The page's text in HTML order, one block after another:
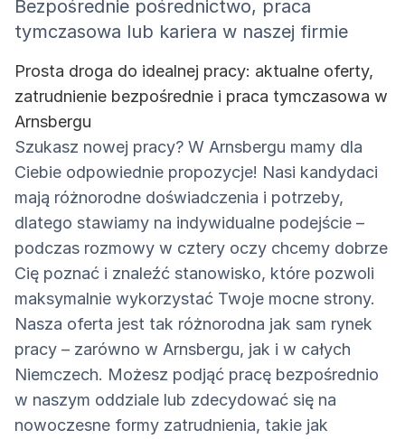
Bezpośrednie pośrednictwo, praca
tymczasowa lub kariera w naszej firmie
Prosta droga do idealnej pracy: aktualne oferty,
zatrudnienie bezpośrednie i praca tymczasowa w
Arnsbergu
Szukasz nowej pracy? W Arnsbergu mamy dla
Ciebie odpowiednie propozycje! Nasi kandydaci
mają różnorodne doświadczenia i potrzeby,
dlatego stawiamy na indywidualne podejście –
podczas rozmowy w cztery oczy chcemy dobrze
Cię poznać i znaleźć stanowisko, które pozwoli
maksymalnie wykorzystać Twoje mocne strony.
Nasza oferta jest tak różnorodna jak sam rynek
pracy – zarówno w Arnsbergu, jak i w całych
Niemczech. Możesz podjąć pracę bezpośrednio
w naszym oddziale lub zdecydować się na
nowoczesne formy zatrudnienia, takie jak